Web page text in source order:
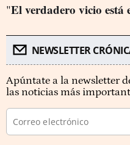
"El verdadero vicio está
NEWSLETTER
Apúntate a la newsletter
las noticias más